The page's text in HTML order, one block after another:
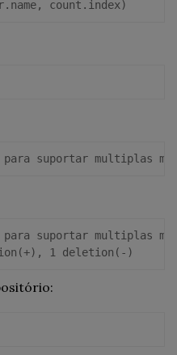
suportar multiplas